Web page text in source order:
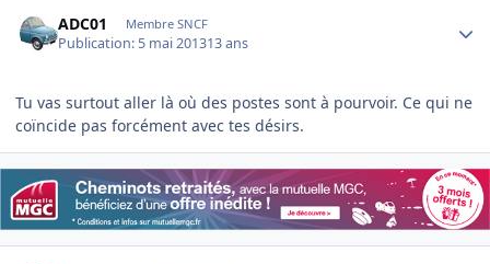
ADC01 Membre SNCF
Publication: 5 mai 201313 ans
Tu vas surtout aller là où des postes sont à pourvoir. Ce qui ne
coïncide pas forcément avec tes désirs.